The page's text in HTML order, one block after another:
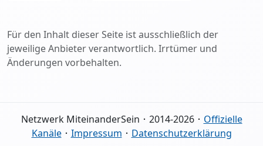
Für den Inhalt dieser Seite ist ausschließlich der
jeweilige Anbieter verantwortlich. Irrtümer und
Änderungen vorbehalten.
Netzwerk MiteinanderSein ･ 2014-2026 ･ Offizielle
Kanäle･ Impressum ･ Datenschutzerklärung